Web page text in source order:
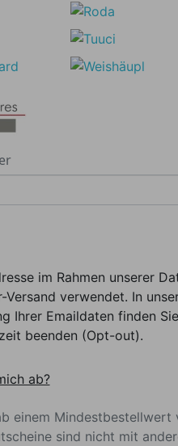
im Rahmen unserer
verwendet. In
Emaildaten finden
beenden (Opt-out).
ab?
einem
sind nicht mit